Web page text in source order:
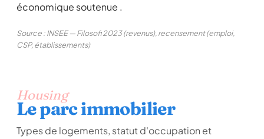
économique soutenue .
Source : INSEE — Filosofi 2023 (revenus), recensement (emploi,
CSP, établissements)
Housing
Le parc immobilier
Types de logements, statut d'occupation et